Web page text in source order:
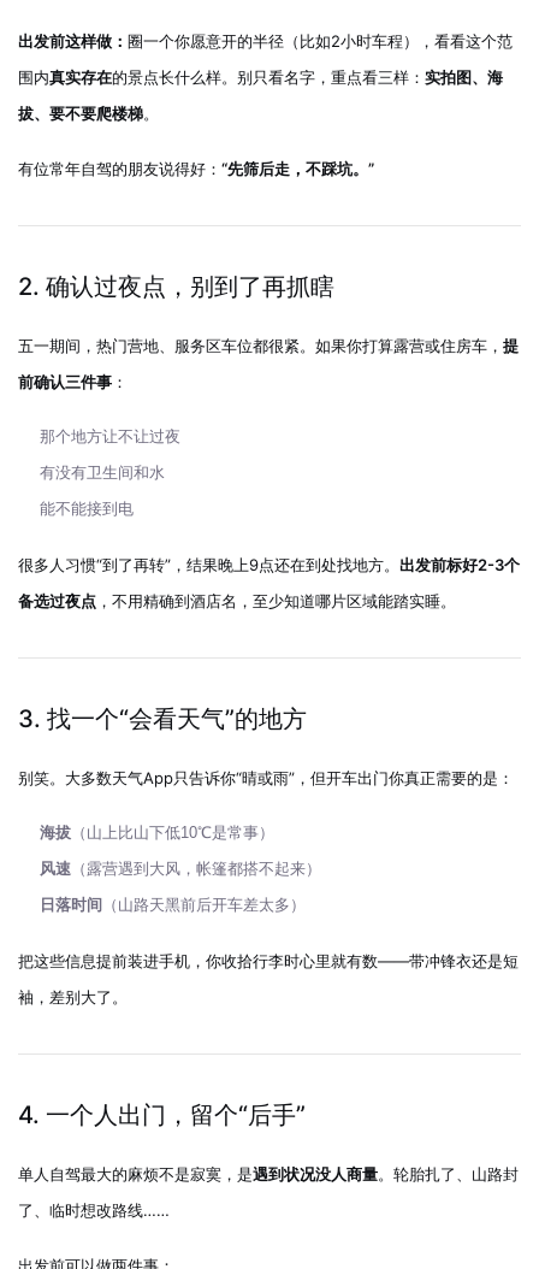
出发前这样做： 圈一个你愿意开的半径（比如2小时车程），看看这个范
围内真实存在的景点长什么样。别只看名字，重点看三样： 实拍图、海
拔、要不要爬楼梯。
有位常年自驾的朋友说得好： “先筛后走，不踩坑。”
2. 确认过夜点，别到了再抓瞎
五一期间，热门营地、服务区车位都很紧。如果你打算露营或住房车， 提
前确认三件事 ：
那个地方让不让过夜
有没有卫生间和水
能不能接到电
很多人习惯“到了再转”，结果晚上9点还在到处找地方。 出发前标好2-3个
备选过夜点 ，不用精确到酒店名，至少知道哪片区域能踏实睡。
3. 找一个“会看天气”的地方
别笑。大多数天气App只告诉你“晴或雨”，但开车出门你真正需要的是：
海拔 （山上比山下低10℃是常事）
风速 （露营遇到大风，帐篷都搭不起来）
日落时间
（山路天黑前后开车差太多）
把这些信息提前装进手机，你收拾行李时心里就有数——带冲锋衣还是短
袖，差别大了。
4. 一个人出门，留个“后手”
单人自驾最大的麻烦不是寂寞，是遇到状况没人商量。轮胎扎了、山路封
了、临时想改路线……